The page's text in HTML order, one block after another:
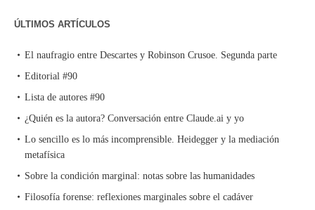
ÚLTIMOS ARTÍCULOS
El naufragio entre Descartes y Robinson Crusoe. Segunda parte
Editorial #90
Lista de autores #90
¿Quién es la autora? Conversación entre Claude.ai y yo
Lo sencillo es lo más incomprensible. Heidegger y la mediación
metafísica
Sobre la condición marginal: notas sobre las humanidades
Filosofía forense: reflexiones marginales sobre el cadáver